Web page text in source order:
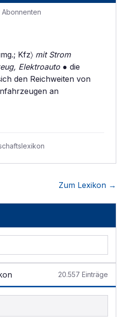
Abonnenten
Kfz〉 mit Strom
Elektroauto ● die
den Reichweiten von
an
Zum Lexikon →
20.557 Einträge